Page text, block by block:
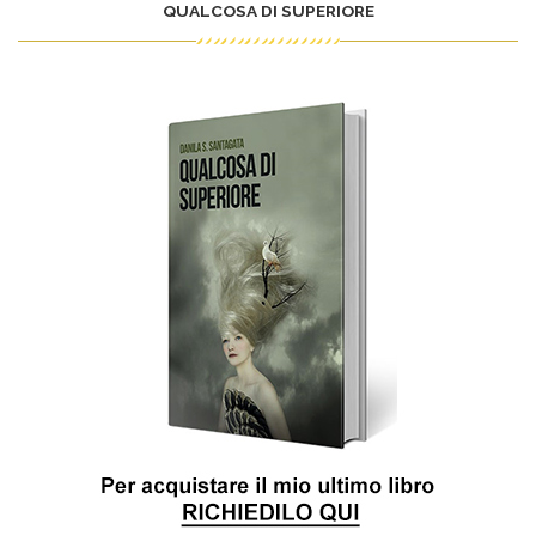
QUALCOSA DI SUPERIORE